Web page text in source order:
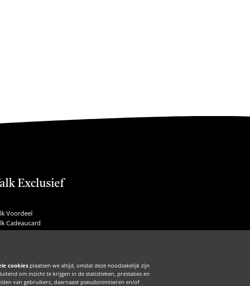
cookies plaatsen we altijd, omdat deze noodzakelijk zijn
om inzicht te krijgen in de statistieken, prestaties en
van gebruikers, daarnaast pseudonimiseren en/of
Exclusief
Voordeel
Cadeaucard
Suites
Voor Thuis
Exclusief Zakelijk